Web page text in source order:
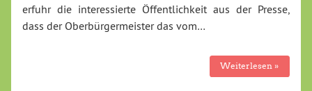
erfuhr die interessierte Öffentlichkeit aus der Presse,
dass der Oberbürgermeister das vom…
Weiterlesen »